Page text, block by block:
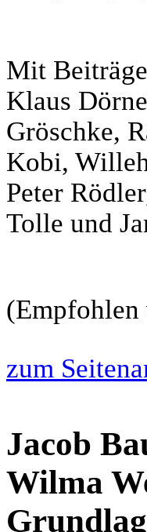
Mit
Klaus
Gröschke,
Kobi,
Peter
Tolle und
(Empfohlen
zum
Jacob
Wilma